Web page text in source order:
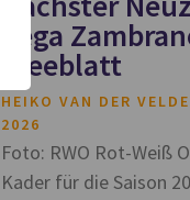
Vega
Kleeblatt
HEIKO VAN DER
2026
Foto: RWO Rot-Weiß
Kader für die Saison